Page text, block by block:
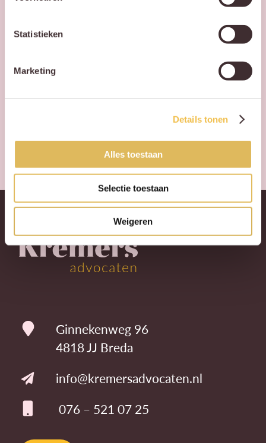
Statistieken
Marketing
Details tonen
Alles toestaan
Selectie toestaan
Weigeren
CAPTCHA
Ginnekenweg 96
4818 JJ Breda
info@kremersadvocaten.nl
076 – 521 07 25